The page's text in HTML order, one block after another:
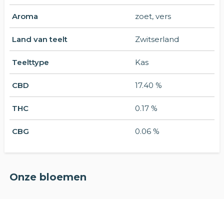
Aroma zoet, vers
Land van teelt Zwitserland
Teelttype Kas
CBD 17.40 %
THC 0.17 %
CBG 0.06 %
Onze bloemen